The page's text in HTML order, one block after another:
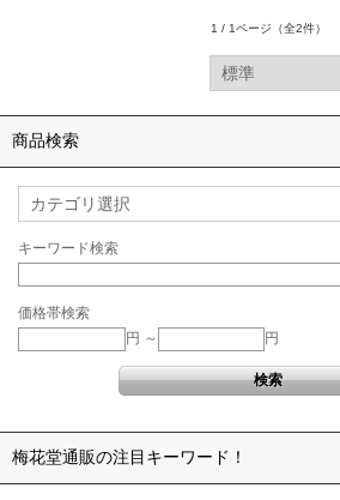
1 / 1ページ （全2件）
商品検索
キーワード検索
価格帯検索
円 ～
円
梅花堂通販の注目キーワード！